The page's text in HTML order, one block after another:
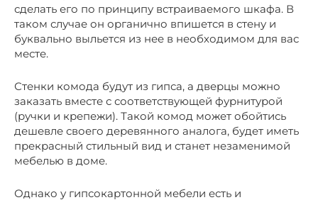
сделать его по принципу встраиваемого шкафа. В
таком случае он органично впишется в стену и
буквально выльется из нее в необходимом для вас
месте.
Стенки комода будут из гипса, а дверцы можно
заказать вместе с соответствующей фурнитурой
(ручки и крепежи). Такой комод может обойтись
дешевле своего деревянного аналога, будет иметь
прекрасный стильный вид и станет незаменимой
мебелью в доме.
Однако у гипсокартонной мебели есть и